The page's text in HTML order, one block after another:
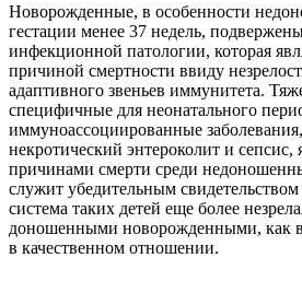
Новорожденные, в особенности
гестации менее 37 недель,
инфекционной патологии, которая
причиной смертности ввиду
адаптивного звеньев иммунитета.
специфичные для неонатального
иммуноассоциированные
некротический энтероколит и сепсис,
причинами смерти среди
служит убедительным
система таких детей еще более
доношенными новорожденными, как в
в качественном отношении.